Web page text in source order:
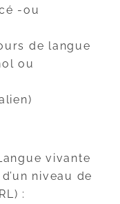
-ou
de langue
ou
vivante
niveau de
: